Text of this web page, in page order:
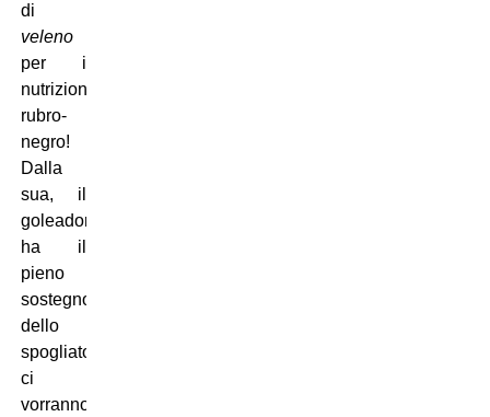
di
veleno
per i
nutrizionisti
rubro-
negro!
Dalla
sua, il
goleador
ha il
pieno
sostegno
dello
spogliatoio:
ci
vorranno